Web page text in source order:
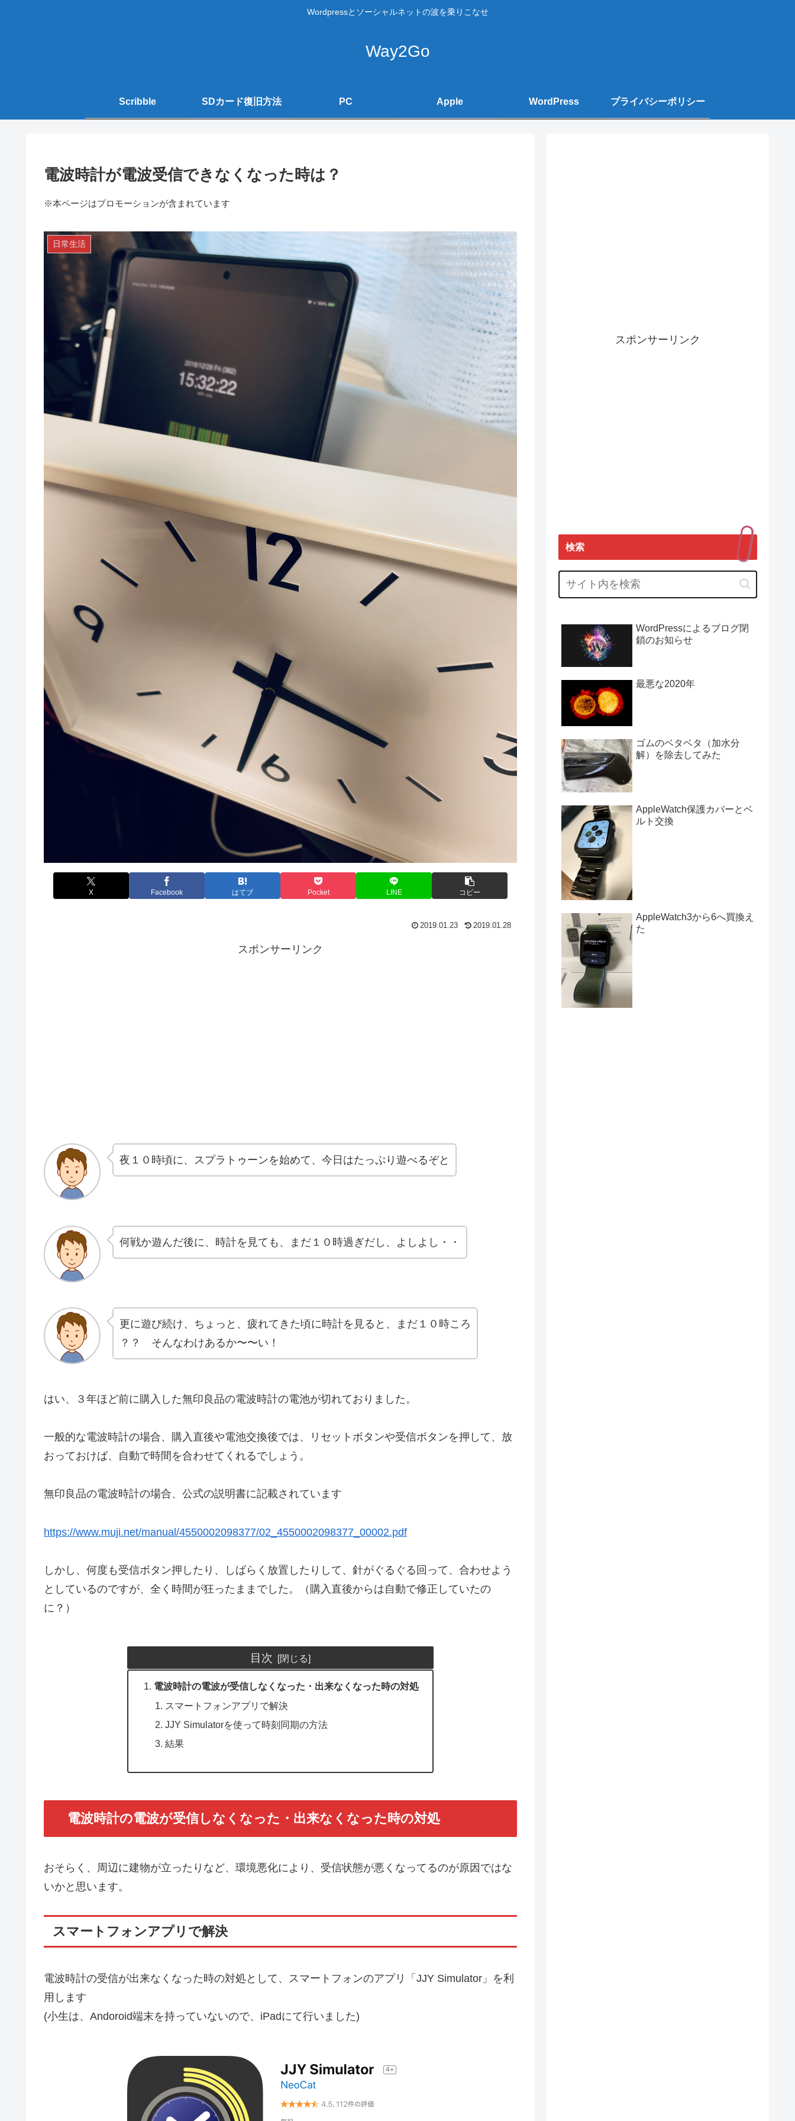
Wordpressとソーシャルネットの波を乗りこなせ
Way2Go
Scribble SDカード復旧方法 PC Apple WordPress プライバシーポリシー
電波時計が電波受信できなくなった時は？
※本ページはプロモーションが含まれています
日常生活
X Facebook はてブ Pocket LINE コピー
2019.01.23 2019.01.28
スポンサーリンク
夜１０時頃に、スプラトゥーンを始めて、今日はたっぷり遊べるぞと
何戦か遊んだ後に、時計を見ても、まだ１０時過ぎだし、よしよし・・
更に遊び続け、ちょっと、疲れてきた頃に時計を見ると、まだ１０時ころ
？？ そんなわけあるか〜〜い！
はい、３年ほど前に購入した無印良品の電波時計の電池が切れておりました。
一般的な電波時計の場合、購入直後や電池交換後では、リセットボタンや受信ボタンを押して、放
おっておけば、自動で時間を合わせてくれるでしょう。
無印良品の電波時計の場合、公式の説明書に記載されています
https://www.muji.net/manual/4550002098377/02_4550002098377_00002.pdf
しかし、何度も受信ボタン押したり、しばらく放置したりして、針がぐるぐる回って、合わせよう
としているのですが、全く時間が狂ったままでした。（購入直後からは自動で修正していたの
に？）
目次
電波時計の電波が受信しなくなった・出来なくなった時の対処
スマートフォンアプリで解決
JJY Simulatorを使って時刻同期の方法
結果
電波時計の電波が受信しなくなった・出来なくなった時の対処
おそらく、周辺に建物が立ったりなど、環境悪化により、受信状態が悪くなってるのが原因ではな
いかと思います。
スマートフォンアプリで解決
電波時計の受信が出来なくなった時の対処として、スマートフォンのアプリ「JJY Simulator」を利
用します
(小生は、Andoroid端末を持っていないので、iPadにて行いました)
スポンサーリンク
検索
WordPressによるブログ閉
鎖のお知らせ
最悪な2020年
ゴムのベタベタ（加水分
解）を除去してみた
AppleWatch保護カバーとベ
ルト交換
AppleWatch3から6へ買換え
た